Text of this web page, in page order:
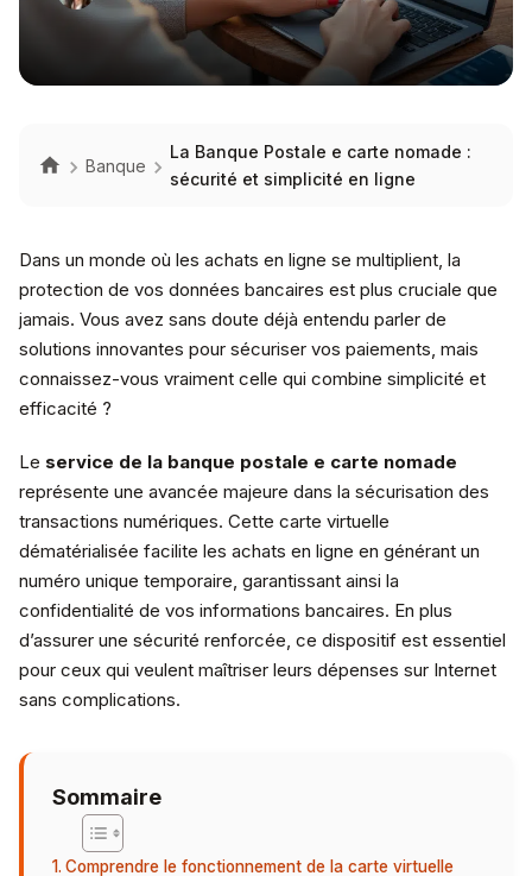
Banque
La Banque Postale e carte nomade :
sécurité et simplicité en ligne
Dans un monde où les achats en ligne se multiplient, la
protection de vos données bancaires est plus cruciale que
jamais. Vous avez sans doute déjà entendu parler de
solutions innovantes pour sécuriser vos paiements, mais
connaissez-vous vraiment celle qui combine simplicité et
efficacité ?
Le service de la banque postale e carte nomade
représente une avancée majeure dans la sécurisation des
transactions numériques. Cette carte virtuelle
dématérialisée facilite les achats en ligne en générant un
numéro unique temporaire, garantissant ainsi la
confidentialité de vos informations bancaires. En plus
d’assurer une sécurité renforcée, ce dispositif est essentiel
pour ceux qui veulent maîtriser leurs dépenses sur Internet
sans complications.
Sommaire
Comprendre le fonctionnement de la carte virtuelle